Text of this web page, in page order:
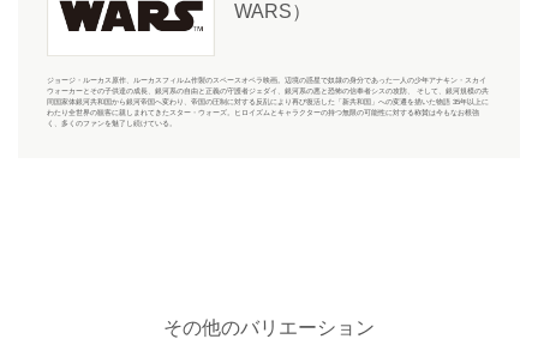
WARS）
ジョージ・ルーカス原作、ルーカスフィルム作製のスペースオペラ映画。辺境の惑星で奴隷の身分であった一人の少年アナキン・スカイ
ウォーカーとその子供達の成長、銀河系の自由と正義の守護者ジェダイ、銀河系の悪と恐怖の信奉者シスの攻防、 そして、銀河規模の共
同国家体銀河共和国から銀河帝国へ変わり、帝国の圧制に対する反乱により再び復活した「新共和国」への変遷を描いた物語 35年以上に
わたり全世界の観客に親しまれてきたスター・ウォーズ。ヒロイズムとキャラクターの持つ無限の可能性に対する称賛は今もなお根強
く、多くのファンを魅了し続けている。
その他のバリエーション